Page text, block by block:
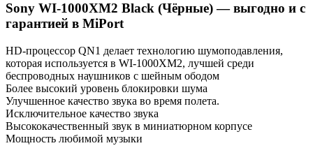
Sony WI-1000XM2 Black (Чёрные) — выгодно и с
гарантией в MiPort
HD-процессор QN1 делает технологию шумоподавления,
которая используется в WI-1000XM2, лучшей среди
беспроводных наушников с шейным ободом
Более высокий уровень блокировки шума
Улучшенное качество звука во время полета.
Исключительное качество звука
Высококачественный звук в миниатюрном корпусе
Мощность любимой музыки